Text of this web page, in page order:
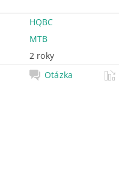
HQBC
MTB
2 roky
Otázka